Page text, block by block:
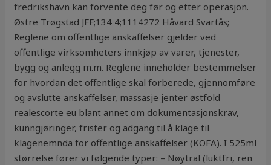
fredrikshavn kan forvente deg før og etter operasjon.
Østre Trøgstad JFF;134 4;1114272 Håvard Svartås;
Reglene om offentlige anskaffelser gjelder ved
offentlige virksomheters innkjøp av varer, tjenester,
bygg og anlegg m.m. Reglene inneholder bestemmelser
for hvordan det offentlige skal forberede, gjennomføre
og avslutte anskaffelser, massasje jenter østfold
realescorte eu blant annet om dokumentasjonskrav,
kunngjøringer, frister og adgang til å klage til
klagenemnda for offentlige anskaffelser (KOFA). I 525ml
størrelse fører vi følgende typer: – Nøytral (luktfri, ren